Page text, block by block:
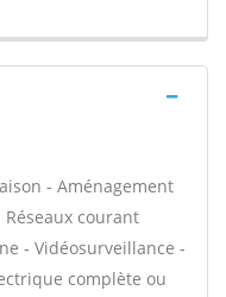
- Aménagement
courant
- Vidéosurveillance -
complète ou